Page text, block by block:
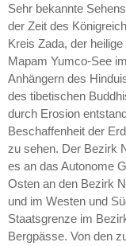
Sehr bekannte
der Zeit des
Kreis Zada, der
Mapam Yumco-See
Anhängern des
des tibetischen
durch Erosion
Beschaffenheit der
zu sehen. Der Bezirk
es an das Autonome
Osten an den Bezirk
und im Westen und
Staatsgrenze im
Bergpässe. Von den